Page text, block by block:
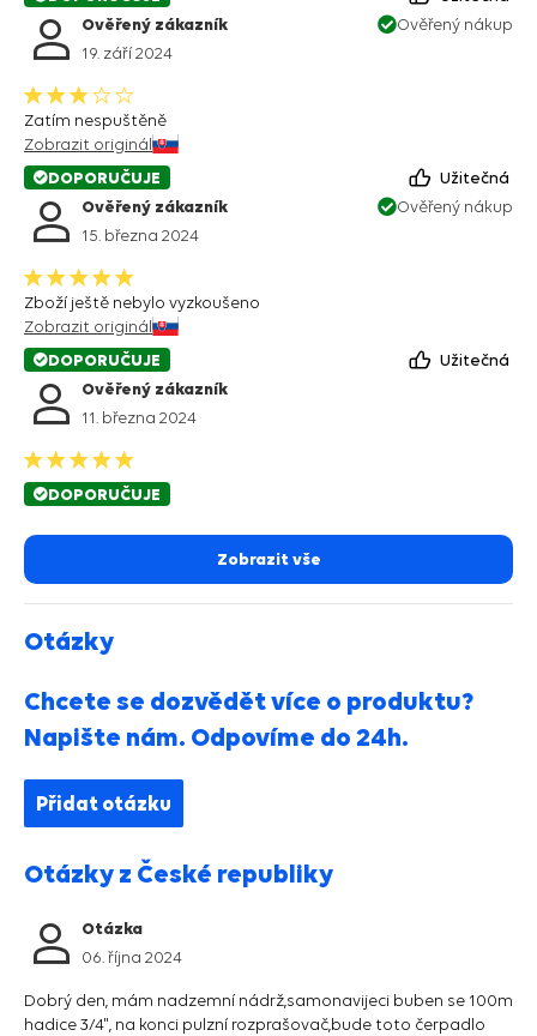
Ověřený zákazník
19. září 2024
Ověřený nákup
Zatím nespuštěně
Zobrazit originál
DOPORUČUJE
Užitečná
Ověřený zákazník
15. března 2024
Ověřený nákup
Zboží ještě nebylo vyzkoušeno
Zobrazit originál
DOPORUČUJE
Užitečná
Ověřený zákazník
11. března 2024
DOPORUČUJE
Zobrazit vše
Otázky
Chcete se dozvědět více o produktu?
Napište nám. Odpovíme do 24h.
Přidat otázku
Otázky z České republiky
Otázka
06. října 2024
Dobrý den, mám nadzemní nádrž,samonavijeci buben se 100m
hadice 3/4", na konci pulzní rozprašovač,bude toto čerpadlo